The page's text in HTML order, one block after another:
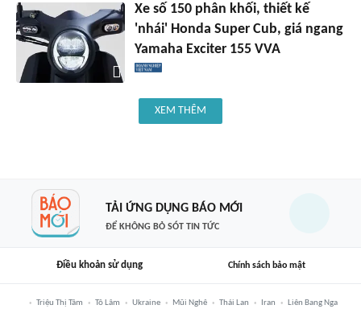
Xe số 150 phân khối, thiết kế
'nhái' Honda Super Cub, giá ngang
Yamaha Exciter 155 VVA
XEM THÊM
TẢI ỨNG DỤNG BÁO MỚI
ĐỂ KHÔNG BỎ SÓT TIN TỨC
Điều khoản sử dụng Chính sách bảo mật
Triệu Thị Tâm Tô Lâm Ukraine Mũi Nghê Thái Lan Iran Liên Bang Nga